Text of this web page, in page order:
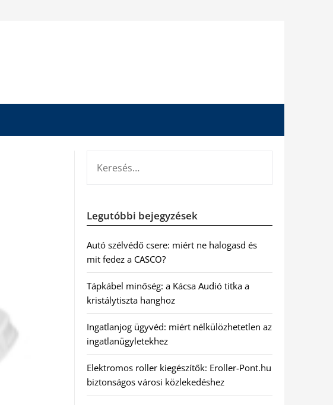
Legutóbbi bejegyzések
Autó szélvédő csere: miért ne halogasd és
mit fedez a CASCO?
Tápkábel minőség: a Kácsa Audió titka a
kristálytiszta hanghoz
Ingatlanjog ügyvéd: miért nélkülözhetetlen az
ingatlanügyletekhez
Elektromos roller kiegészítők: Eroller-Pont.hu
biztonságos városi közlekedéshez